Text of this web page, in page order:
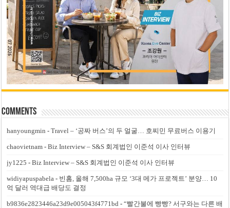
Comments
hanyoungmin -Travel – ‘공짜 버스’의 두 얼굴… 호찌민 무료버스 이용기
chaovietnam -Biz Interview – S&S 회계법인 이준석 이사 인터뷰
jy1225 -Biz Interview – S&S 회계법인 이준석 이사 인터뷰
widiyapuspabela - 빈홈, 올해 7,500ha 규모 ‘3대 메가 프로젝트’ 분양… 10
억 달러 역대급 배당도 결정
b9836e2823446a23d9e005043f4771bd -“빨간불에 빵빵? 서구와는 다른 배